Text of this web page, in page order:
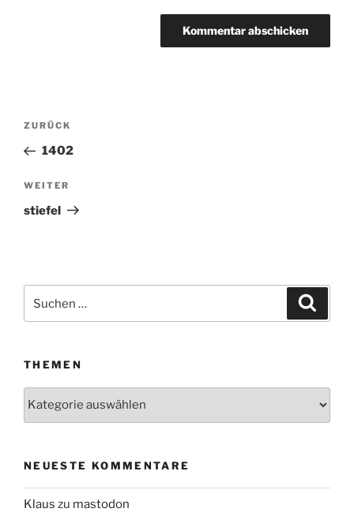
Beitragsnavigation
Vorheriger
Beitrag
ZURÜCK
1402
Nächster
Beitrag
WEITER
stiefel
nach:
THEMEN
Themen
NEUESTE KOMMENTARE
Klaus zu mastodon